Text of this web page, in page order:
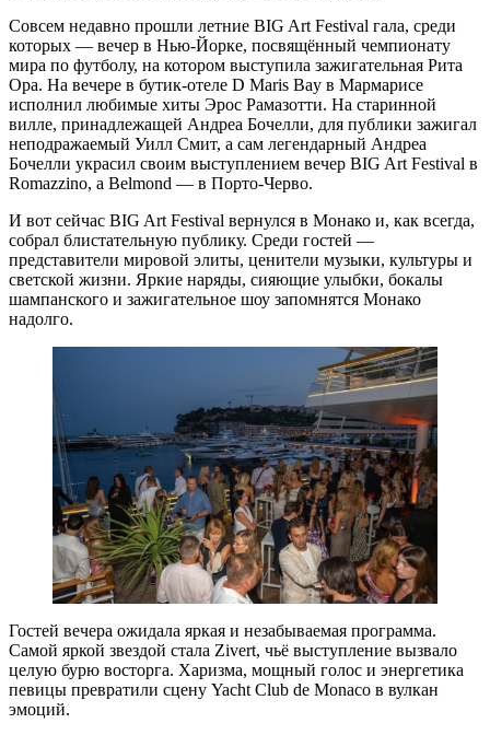
Совсем недавно прошли летние BIG Art Festival гала, среди
которых — вечер в Нью-Йорке, посвящённый чемпионату
мира по футболу, на котором выступила зажигательная Рита
Ора. На вечере в бутик-отеле D Maris Bay в Мармарисе
исполнил любимые хиты Эрос Рамазотти. На старинной
вилле, принадлежащей Андреа Бочелли, для публики зажигал
неподражаемый Уилл Смит, а сам легендарный Андреа
Бочелли украсил своим выступлением вечер BIG Art Festival в
Romazzino, a Belmond — в Порто-Черво.
И вот сейчас BIG Art Festival вернулся в Монако и, как всегда,
собрал блистательную публику. Среди гостей —
представители мировой элиты, ценители музыки, культуры и
светской жизни. Яркие наряды, сияющие улыбки, бокалы
шампанского и зажигательное шоу запомнятся Монако
надолго.
Гостей вечера ожидала яркая и незабываемая программа.
Самой яркой звездой стала Zivert, чьё выступление вызвало
целую бурю восторга. Харизма, мощный голос и энергетика
певицы превратили сцену Yacht Club de Monaco в вулкан
эмоций.